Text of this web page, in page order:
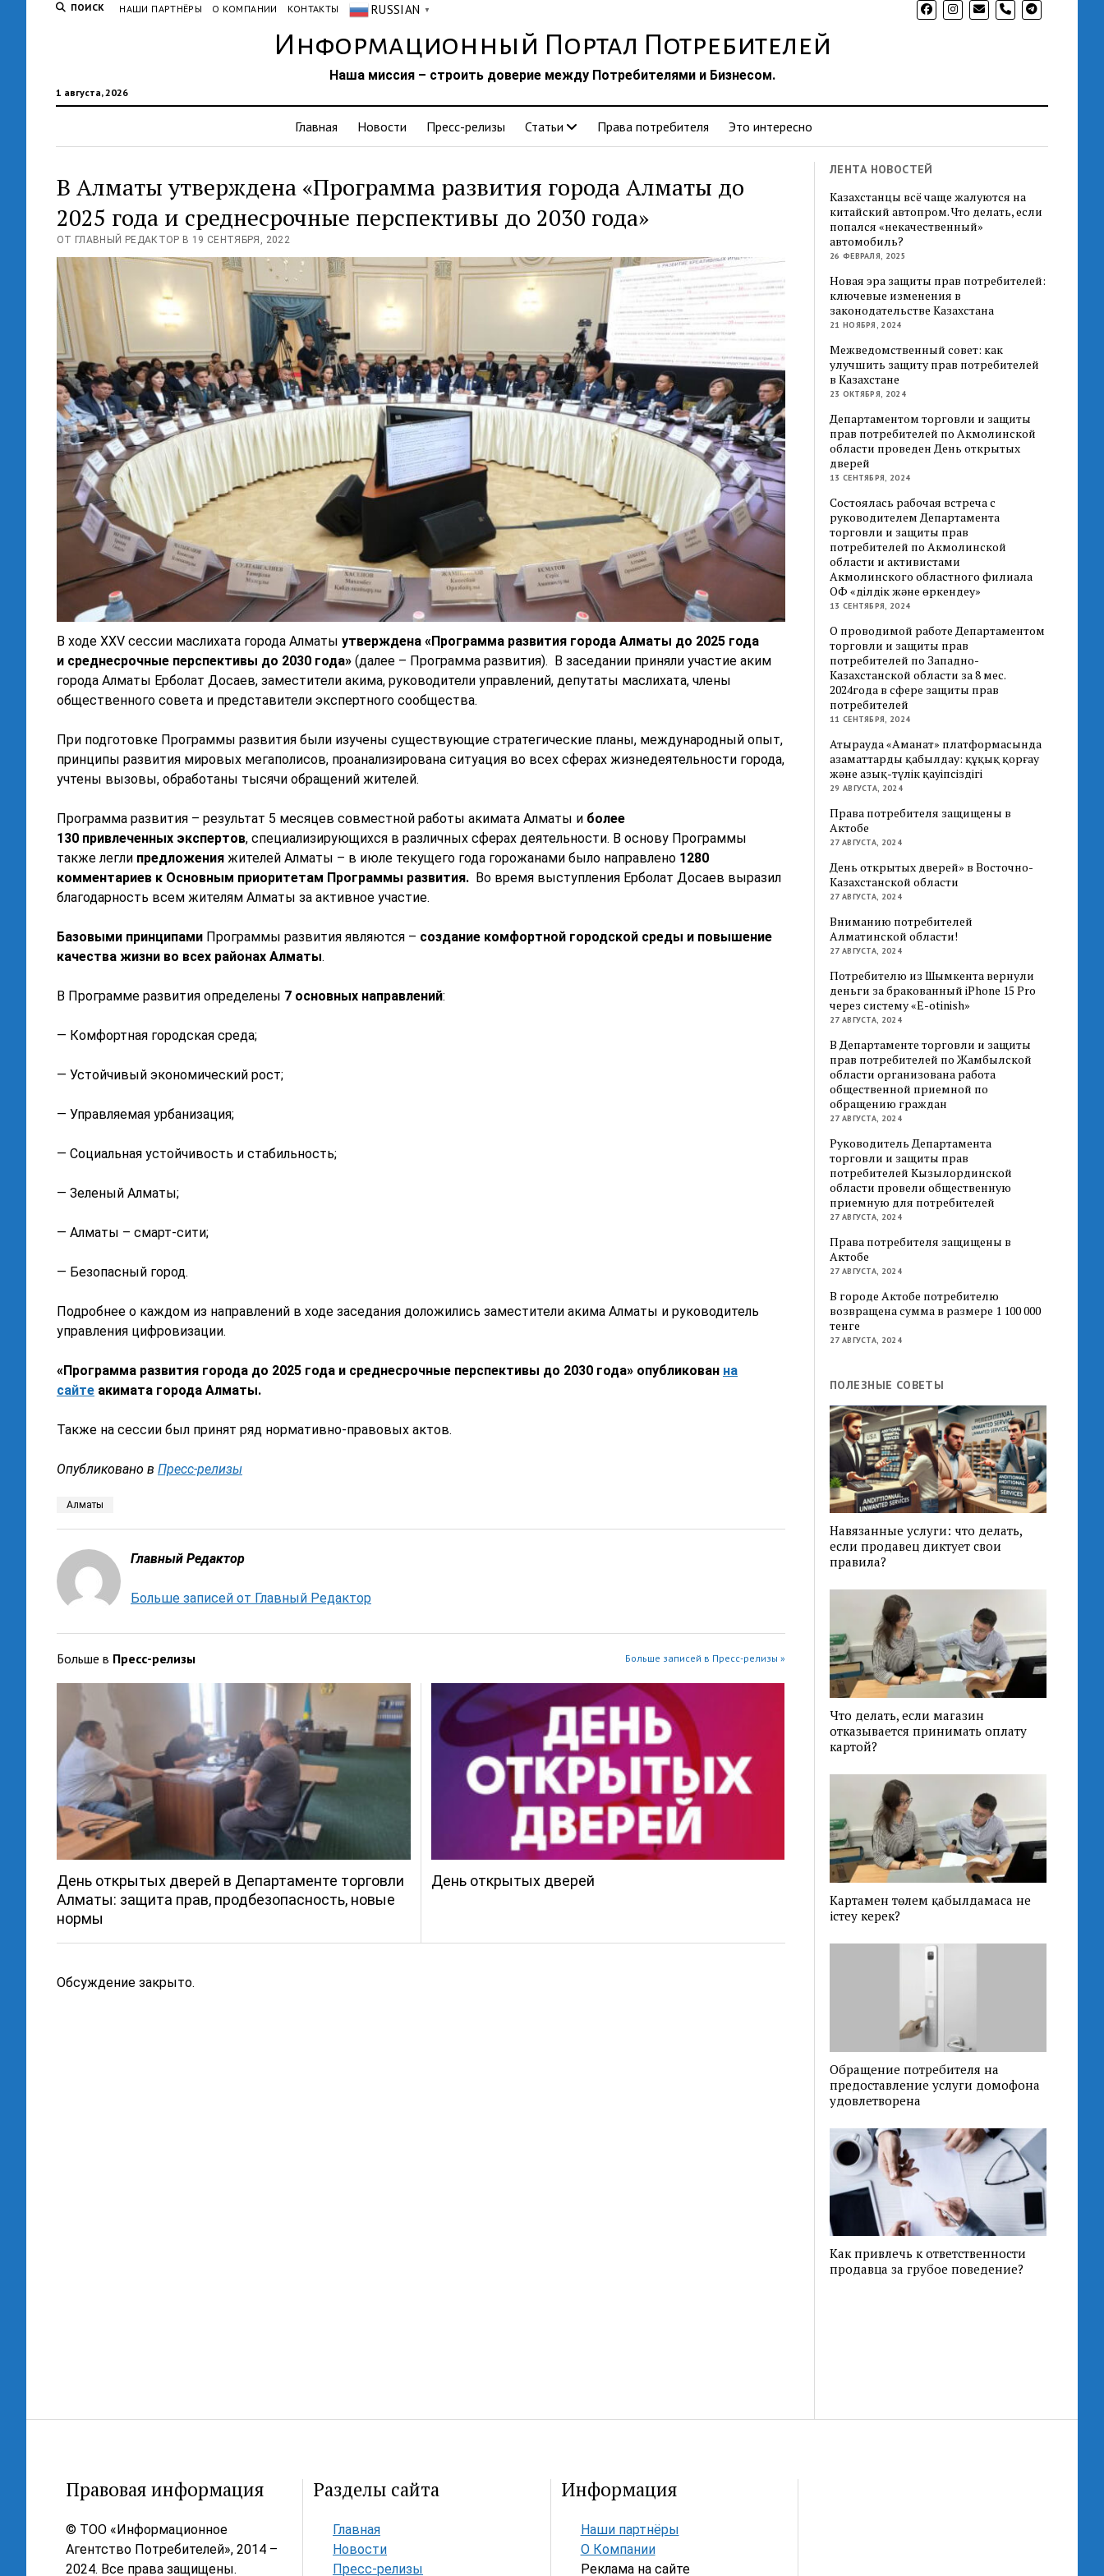
ПОИСК НАШИ ПАРТНЁРЫ О КОМПАНИИ КОНТАКТЫ RUSSIAN ▼ phone
Информационный Портал Потребителей
1 августа, 2026
Наша миссия – строить доверие между Потребителями и Бизнесом.
Главная Новости Пресс-релизы Статьи Права потребителя Это интересно
В Алматы утверждена «Программа развития города Алматы до
2025 года и среднесрочные перспективы до 2030 года»
ОТ ГЛАВНЫЙ РЕДАКТОР В 19 СЕНТЯБРЯ, 2022
В ходе XXV сессии маслихата города Алматы утверждена «Программа развития города Алматы до 2025 года
и среднесрочные перспективы до 2030 года»(далее – Программа развития). В заседании приняли участие аким
города Алматы Ерболат Досаев, заместители акима, руководители управлений, депутаты маслихата, члены
общественного совета и представители экспертного сообщества.
При подготовке Программы развития были изучены существующие стратегические планы, международный опыт,
принципы развития мировых мегаполисов, проанализирована ситуация во всех сферах жизнедеятельности города,
учтены вызовы, обработаны тысячи обращений жителей.
Программа развития – результат 5 месяцев совместной работы акимата Алматы и более
130 привлеченных экспертов, специализирующихся в различных сферах деятельности. В основу Программы
также легли предложенияжителей Алматы – в июле текущего года горожанами было направлено 1280
комментариев к Основным приоритетам Программы развития.Во время выступления Ерболат Досаев выразил
благодарность всем жителям Алматы за активное участие.
Базовыми принципамиПрограммы развития являются – создание комфортной городской среды и повышение
качества жизни во всех районах Алматы.
В Программе развития определены 7 основных направлений:
— Комфортная городская среда;
— Устойчивый экономический рост;
— Управляемая урбанизация;
— Социальная устойчивость и стабильность;
— Зеленый Алматы;
— Алматы – смарт-сити;
— Безопасный город.
Подробнее о каждом из направлений в ходе заседания доложились заместители акима Алматы и руководитель
управления цифровизации.
«Программа развития города до 2025 года и среднесрочные перспективы до 2030 года» опубликован на
сайтеакимата города Алматы.
Также на сессии был принят ряд нормативно-правовых актов.
Опубликовано в Пресс-релизы
Алматы
Главный Редактор
Больше записей от Главный Редактор
Больше в Пресс-релизы Больше записей в Пресс-релизы »
День открытых дверей в Департаменте торговли
Алматы: защита прав, продбезопасность, новые
нормы
День открытых дверей
Обсуждение закрыто.
ЛЕНТА НОВОСТЕЙ
Казахстанцы всё чаще жалуются на
китайский автопром. Что делать, если
попался «некачественный»
автомобиль?
26 ФЕВРАЛЯ, 2025
Новая эра защиты прав потребителей:
ключевые изменения в
законодательстве Казахстана
21 НОЯБРЯ, 2024
Межведомственный совет: как
улучшить защиту прав потребителей
в Казахстане
23 ОКТЯБРЯ, 2024
Департаментом торговли и защиты
прав потребителей по Акмолинской
области проведен День открытых
дверей
13 СЕНТЯБРЯ, 2024
Состоялась рабочая встреча с
руководителем Департамента
торговли и защиты прав
потребителей по Акмолинской
области и активистами
Акмолинского областного филиала
ОФ «Әділдік және өркендеу»
13 СЕНТЯБРЯ, 2024
О проводимой работе Департаментом
торговли и защиты прав
потребителей по Западно-
Казахстанской области за 8 мес.
2024года в сфере защиты прав
потребителей
11 СЕНТЯБРЯ, 2024
Атырауда «Аманат» платформасында
азаматтарды қабылдау: құқық қорғау
және азық-түлік қауіпсіздігі
29 АВГУСТА, 2024
Права потребителя защищены в
Актобе
27 АВГУСТА, 2024
День открытых дверей» в Восточно-
Казахстанской области
27 АВГУСТА, 2024
Вниманию потребителей
Алматинской области!
27 АВГУСТА, 2024
Потребителю из Шымкента вернули
деньги за бракованный iPhone 15 Pro
через систему «E-otinish»
27 АВГУСТА, 2024
В Департаменте торговли и защиты
прав потребителей по Жамбылской
области организована работа
общественной приемной по
обращению граждан
27 АВГУСТА, 2024
Руководитель Департамента
торговли и защиты прав
потребителей Кызылординской
области провели общественную
приемную для потребителей
27 АВГУСТА, 2024
Права потребителя защищены в
Актобе
27 АВГУСТА, 2024
В городе Актобе потребителю
возвращена сумма в размере 1 100 000
тенге
27 АВГУСТА, 2024
ПОЛЕЗНЫЕ СОВЕТЫ
Навязанные услуги: что делать,
если продавец диктует свои
правила?
Что делать, если магазин
отказывается принимать оплату
картой?
Картамен төлем қабылдамаса не
істеу керек?
Обращение потребителя на
предоставление услуги домофона
удовлетворена
Как привлечь к ответственности
продавца за грубое поведение?
Правовая информация
© ТОО «Информационное
Агентство Потребителей», 2014 –
2024. Все права защищены.
Разделы сайта
Главная
Новости
Пресс-релизы
Информация
Наши партнёры
О Компании
Реклама на сайте